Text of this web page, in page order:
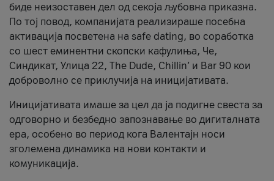
биде неизоставен дел од секоја љубовна приказна.
По тој повод, компанијата реализираше посебна
активација посветена на safe dating, во соработка
со шест еминентни скопски кафулиња, Че,
Синдикат, Улица 22, The Dude, Chillin’ и Bar 90 кои
доброволно се приклучија на иницијативата.
Иницијативата имаше за цел да ја подигне свеста за
одговорно и безбедно запознавање во дигиталната
ера, особено во период кога Валентајн носи
зголемена динамика на нови контакти и
комуникација.